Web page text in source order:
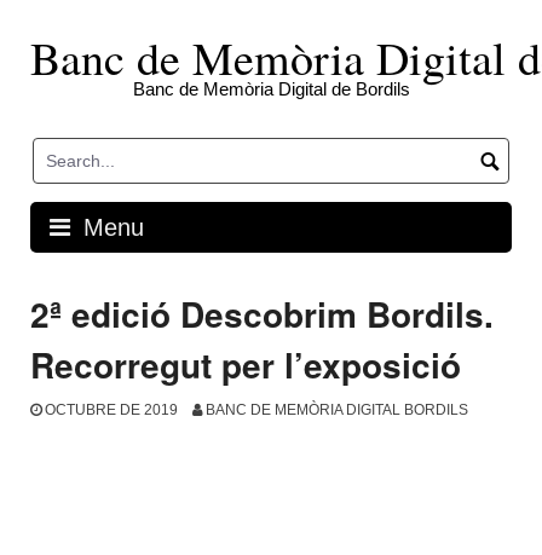
contentBanc de Memòria Digital
Banc de Memòria Digital de Bordils
Menu
2ª edició Descobrim Bordils.
Recorregut per l’exposició
OCTUBRE DE 2019 BANC DE MEMÒRIA DIGITAL BORDILS